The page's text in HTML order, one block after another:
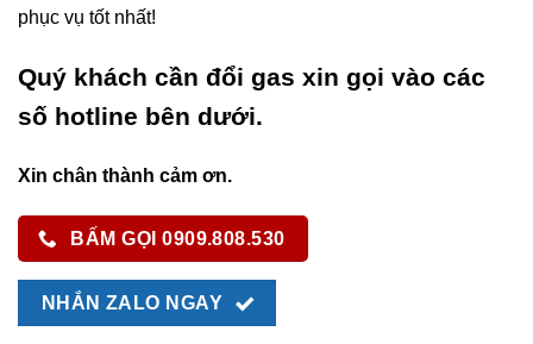
phục vụ tốt nhất!
Quý khách cần đổi gas xin gọi vào các
số hotline bên dưới.
Xin chân thành cảm ơn.
BẤM GỌI 0909.808.530
NHẮN ZALO NGAY